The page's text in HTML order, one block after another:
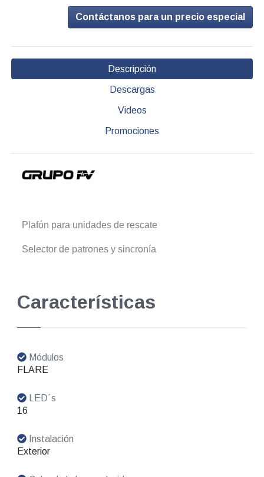
Contáctanos para un precio especial
Descripción
Descargas
Videos
Promociones
Plafón para unidades de rescate
Selector de patrones y sincronía
Características
Módulos
FLARE
LED´s
16
Instalación
Exterior